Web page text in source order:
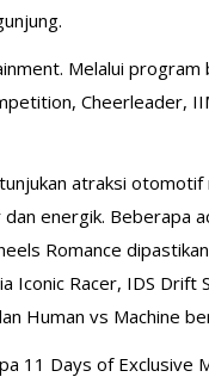
Melalui program
Cheerleader,
atraksi otomotif
energik. Beberapa
Romance
Iconic Racer, IDS Drift
Human vs Machine
11 Days of Exclusive